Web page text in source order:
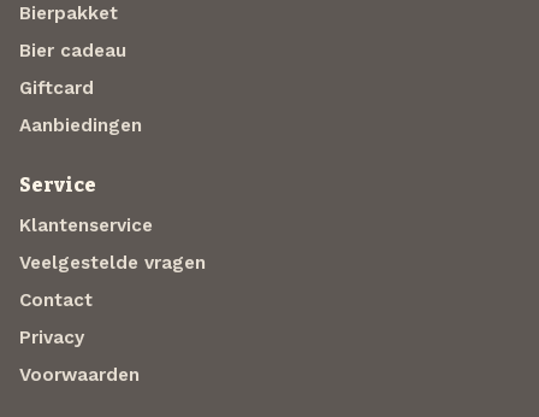
Bierpakket
Bier cadeau
Giftcard
Aanbiedingen
Service
Klantenservice
Veelgestelde vragen
Contact
Privacy
Voorwaarden